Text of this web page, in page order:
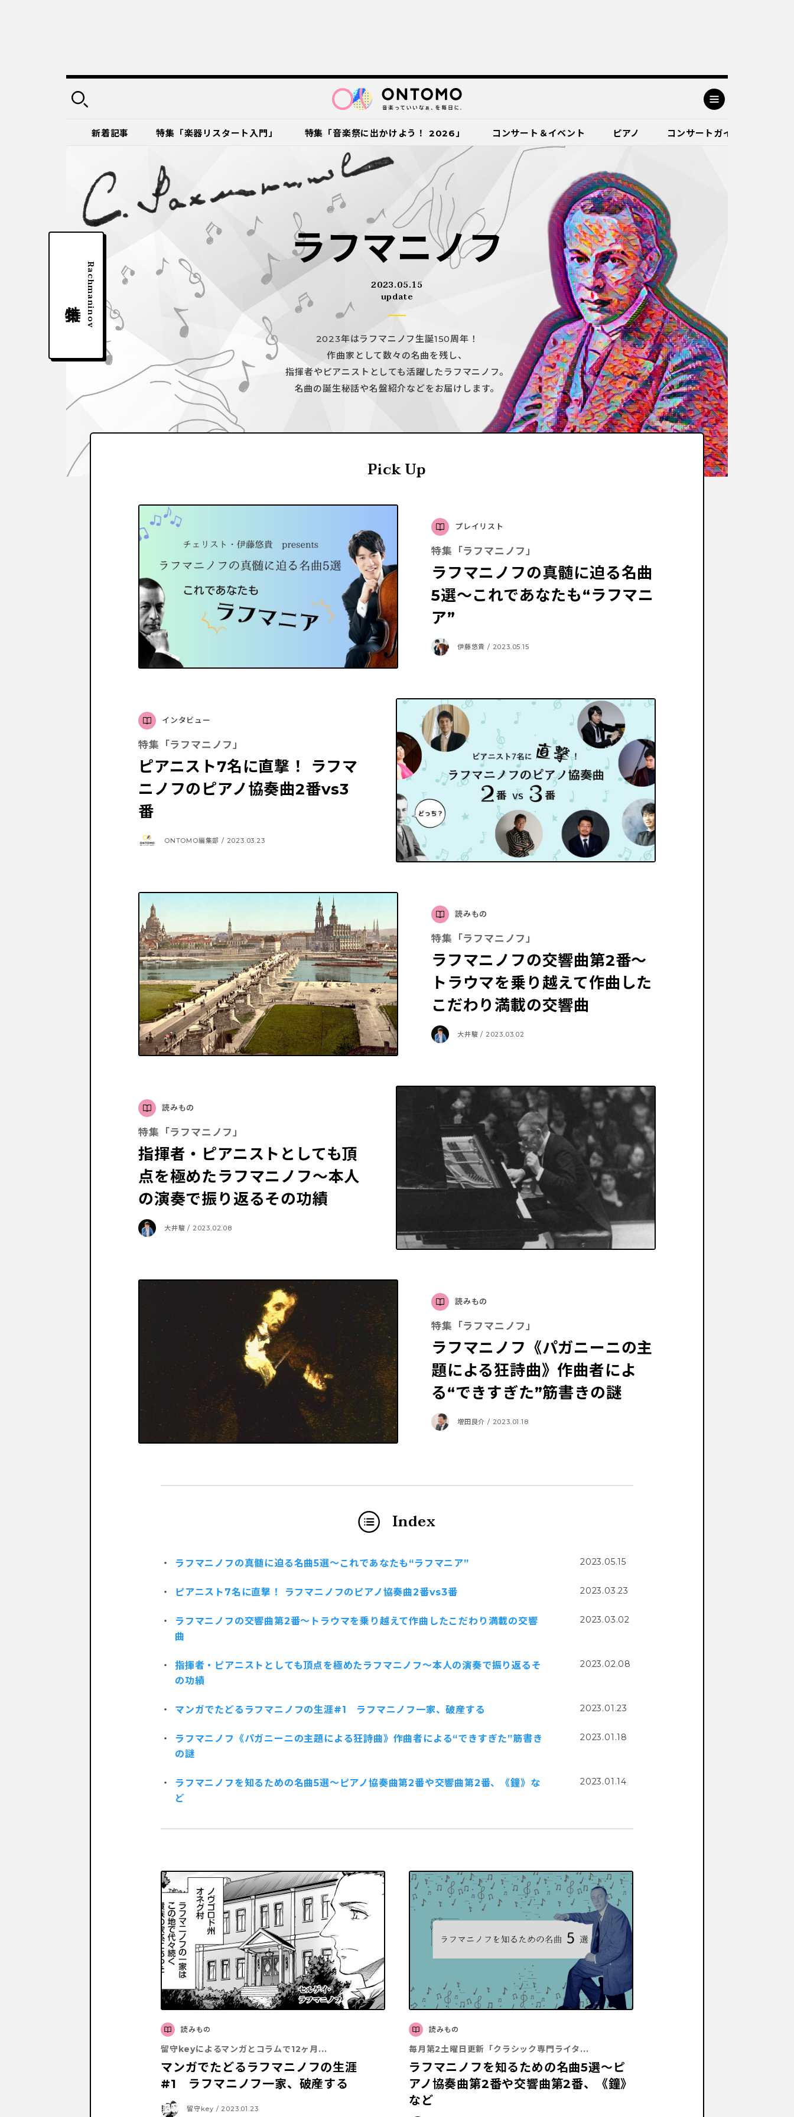
新着記事 特集「楽器リスタート入門」 特集「音楽祭に出かけよう！ 2026」 コンサート＆イベント ピアノ コンサートガイド
Rachmaninov
ラフマニノフ
2023.05.15
update
2023年はラフマニノフ生誕150周年！
作曲家として数々の名曲を残し、
指揮者やピアニストとしても活躍したラフマニノフ。
名曲の誕生秘話や名盤紹介などをお届けします。
Pick Up
プレイリスト
特集「ラフマニノフ」
ラフマニノフの真髄に迫る名曲
5選〜これであなたも“ラフマニ
ア”
伊藤悠貴 / 2023.05.15
インタビュー
特集「ラフマニノフ」
ピアニスト7名に直撃！ ラフマ
ニノフのピアノ協奏曲2番vs3
番
ONTOMO編集部 / 2023.03.23
読みもの
特集「ラフマニノフ」
ラフマニノフの交響曲第2番〜
トラウマを乗り越えて作曲した
こだわり満載の交響曲
大井駿 / 2023.03.02
読みもの
特集「ラフマニノフ」
指揮者・ピアニストとしても頂
点を極めたラフマニノフ〜本人
の演奏で振り返るその功績
大井駿 / 2023.02.08
読みもの
特集「ラフマニノフ」
ラフマニノフ《パガニーニの主
題による狂詩曲》作曲者によ
る“できすぎた”筋書きの謎
増田良介 / 2023.01.18
Index
ラフマニノフの真髄に迫る名曲5選〜これであなたも“ラフマニア” 2023.05.15
ピアニスト7名に直撃！ ラフマニノフのピアノ協奏曲2番vs3番 2023.03.23
ラフマニノフの交響曲第2番〜トラウマを乗り越えて作曲したこだわり満載の交響
曲
2023.03.02
指揮者・ピアニストとしても頂点を極めたラフマニノフ〜本人の演奏で振り返るそ
の功績
2023.02.08
マンガでたどるラフマニノフの生涯#1 ラフマニノフ一家、破産する 2023.01.23
ラフマニノフ《パガニーニの主題による狂詩曲》作曲者による“できすぎた”筋書き
の謎
2023.01.18
ラフマニノフを知るための名曲5選〜ピアノ協奏曲第2番や交響曲第2番、《鐘》な
ど
2023.01.14
読みもの
留守keyによるマンガとコラムで12ヶ月...
マンガでたどるラフマニノフの生涯
#1 ラフマニノフ一家、破産する
留守key / 2023.01.23
読みもの
毎月第2土曜日更新「クラシック専門ライタ...
ラフマニノフを知るための名曲5選〜ピ
アノ協奏曲第2番や交響曲第2番、《鐘》
など